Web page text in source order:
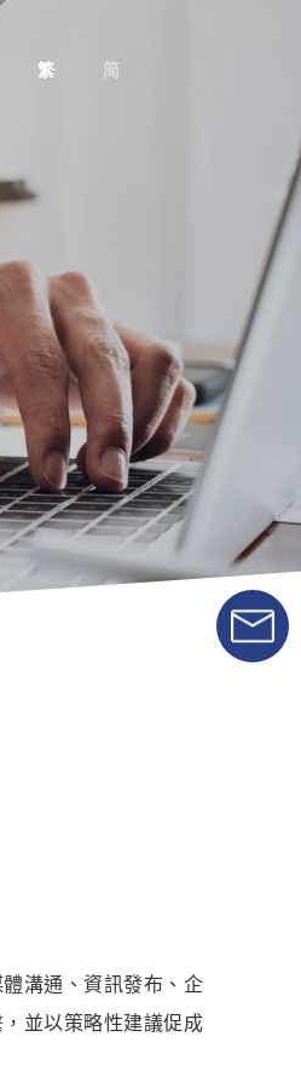
繁 简
溝通、資訊發布、企
並以策略性建議促成